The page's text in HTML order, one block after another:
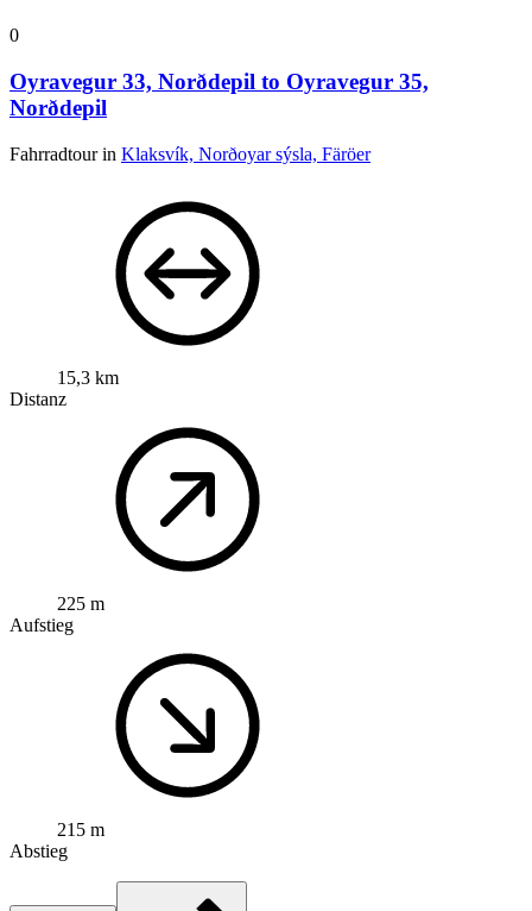
0
Oyravegur 33, Norðdepil to Oyravegur 35,
Norðdepil
Fahrradtour in Klaksvík, Norðoyar sýsla, Färöer
15,3 km
Distanz
225 m
Aufstieg
215 m
Abstieg